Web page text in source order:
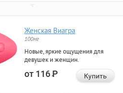
Женская Виагра
100мг
Новые, яркие ощущения для
девушек и женщин.
от 116Р Купить